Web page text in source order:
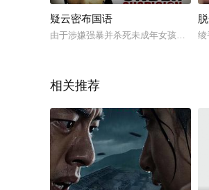
疑云密布国语
由于涉嫌强暴并杀死未成年女孩，亨瑞绫
相关推荐